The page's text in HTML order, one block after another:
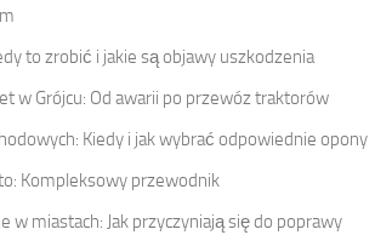
to zrobić i jakie są objawy uszkodzenia
w Grójcu: Od awarii po przewóz traktorów
Kiedy i jak wybrać odpowiednie opony
Kompleksowy przewodnik
w miastach: Jak przyczyniają się do poprawy